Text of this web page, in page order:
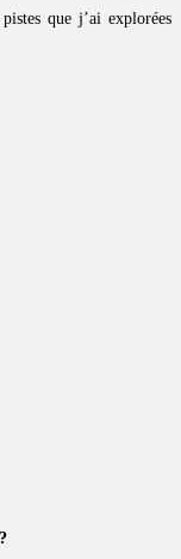
que j’ai explorées